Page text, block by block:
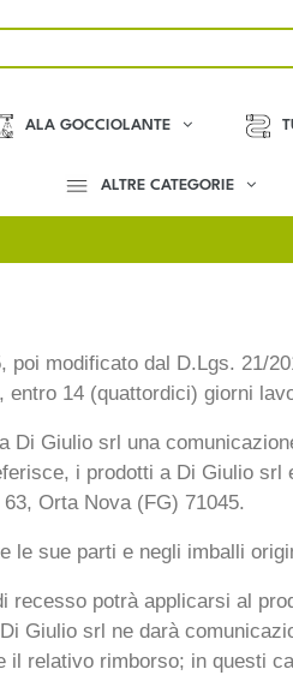
ALA GOCCIOLANTE
ALTRE CATEGORIE
modificato dal D.Lgs. 21/
14 (quattordici) giorni
Giulio srl una
i prodotti a Di Giulio
Orta Nova (FG) 71045.
le sue parti e negli imballi
potrà applicarsi al
Giulio srl ne darà
relativo rimborso; in questi